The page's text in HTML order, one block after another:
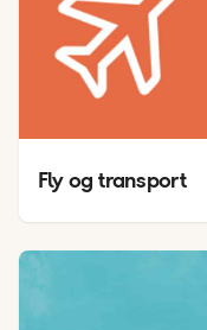
Fly og transport